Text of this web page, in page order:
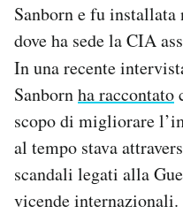
Sanborn e fu
dove ha sede la CIA
In una recente
Sanbornha raccontato
scopo di migliorare
al tempo stava
scandali legati alla
vicende